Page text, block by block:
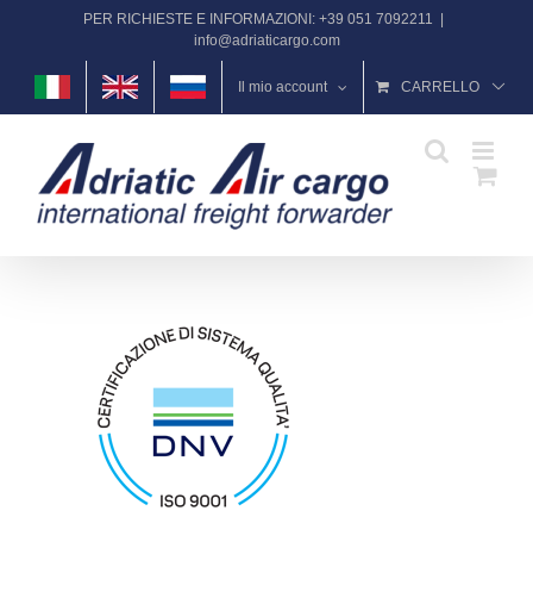
PER RICHIESTE E INFORMAZIONI: +39 051 7092211
info@adriaticargo.com
Il mio account CARRELLO